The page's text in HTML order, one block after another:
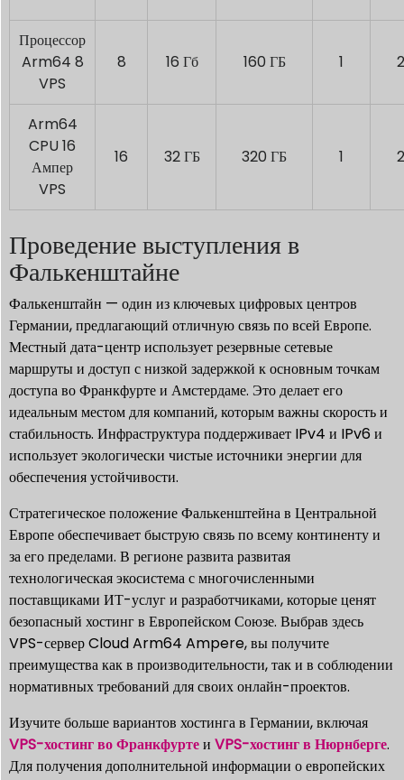
Процессор
Arm64 8
VPS
8 16 Гб 160 ГБ 1
Arm64
CPU 16
Ампер
VPS
16 32 ГБ 320 ГБ 1
Проведение выступления в
Фалькенштайне
Фалькенштайн — один из ключевых цифровых центров
Германии, предлагающий отличную связь по всей Европе.
Местный дата-центр использует резервные сетевые
маршруты и доступ с низкой задержкой к основным точкам
доступа во Франкфурте и Амстердаме. Это делает его
идеальным местом для компаний, которым важны скорость и
стабильность. Инфраструктура поддерживает IPv4 и IPv6 и
использует экологически чистые источники энергии для
обеспечения устойчивости.
Стратегическое положение Фалькенштейна в Центральной
Европе обеспечивает быструю связь по всему континенту и
за его пределами. В регионе развита развитая
технологическая экосистема с многочисленными
поставщиками ИТ-услуг и разработчиками, которые ценят
безопасный хостинг в Европейском Союзе. Выбрав здесь
VPS-сервер Cloud Arm64 Ampere, вы получите
преимущества как в производительности, так и в соблюдении
нормативных требований для своих онлайн-проектов.
Изучите больше вариантов хостинга в Германии, включая
VPS-хостинг во Франкфуртеи VPS-хостинг в Нюрнберге.
Для получения дополнительной информации о европейских